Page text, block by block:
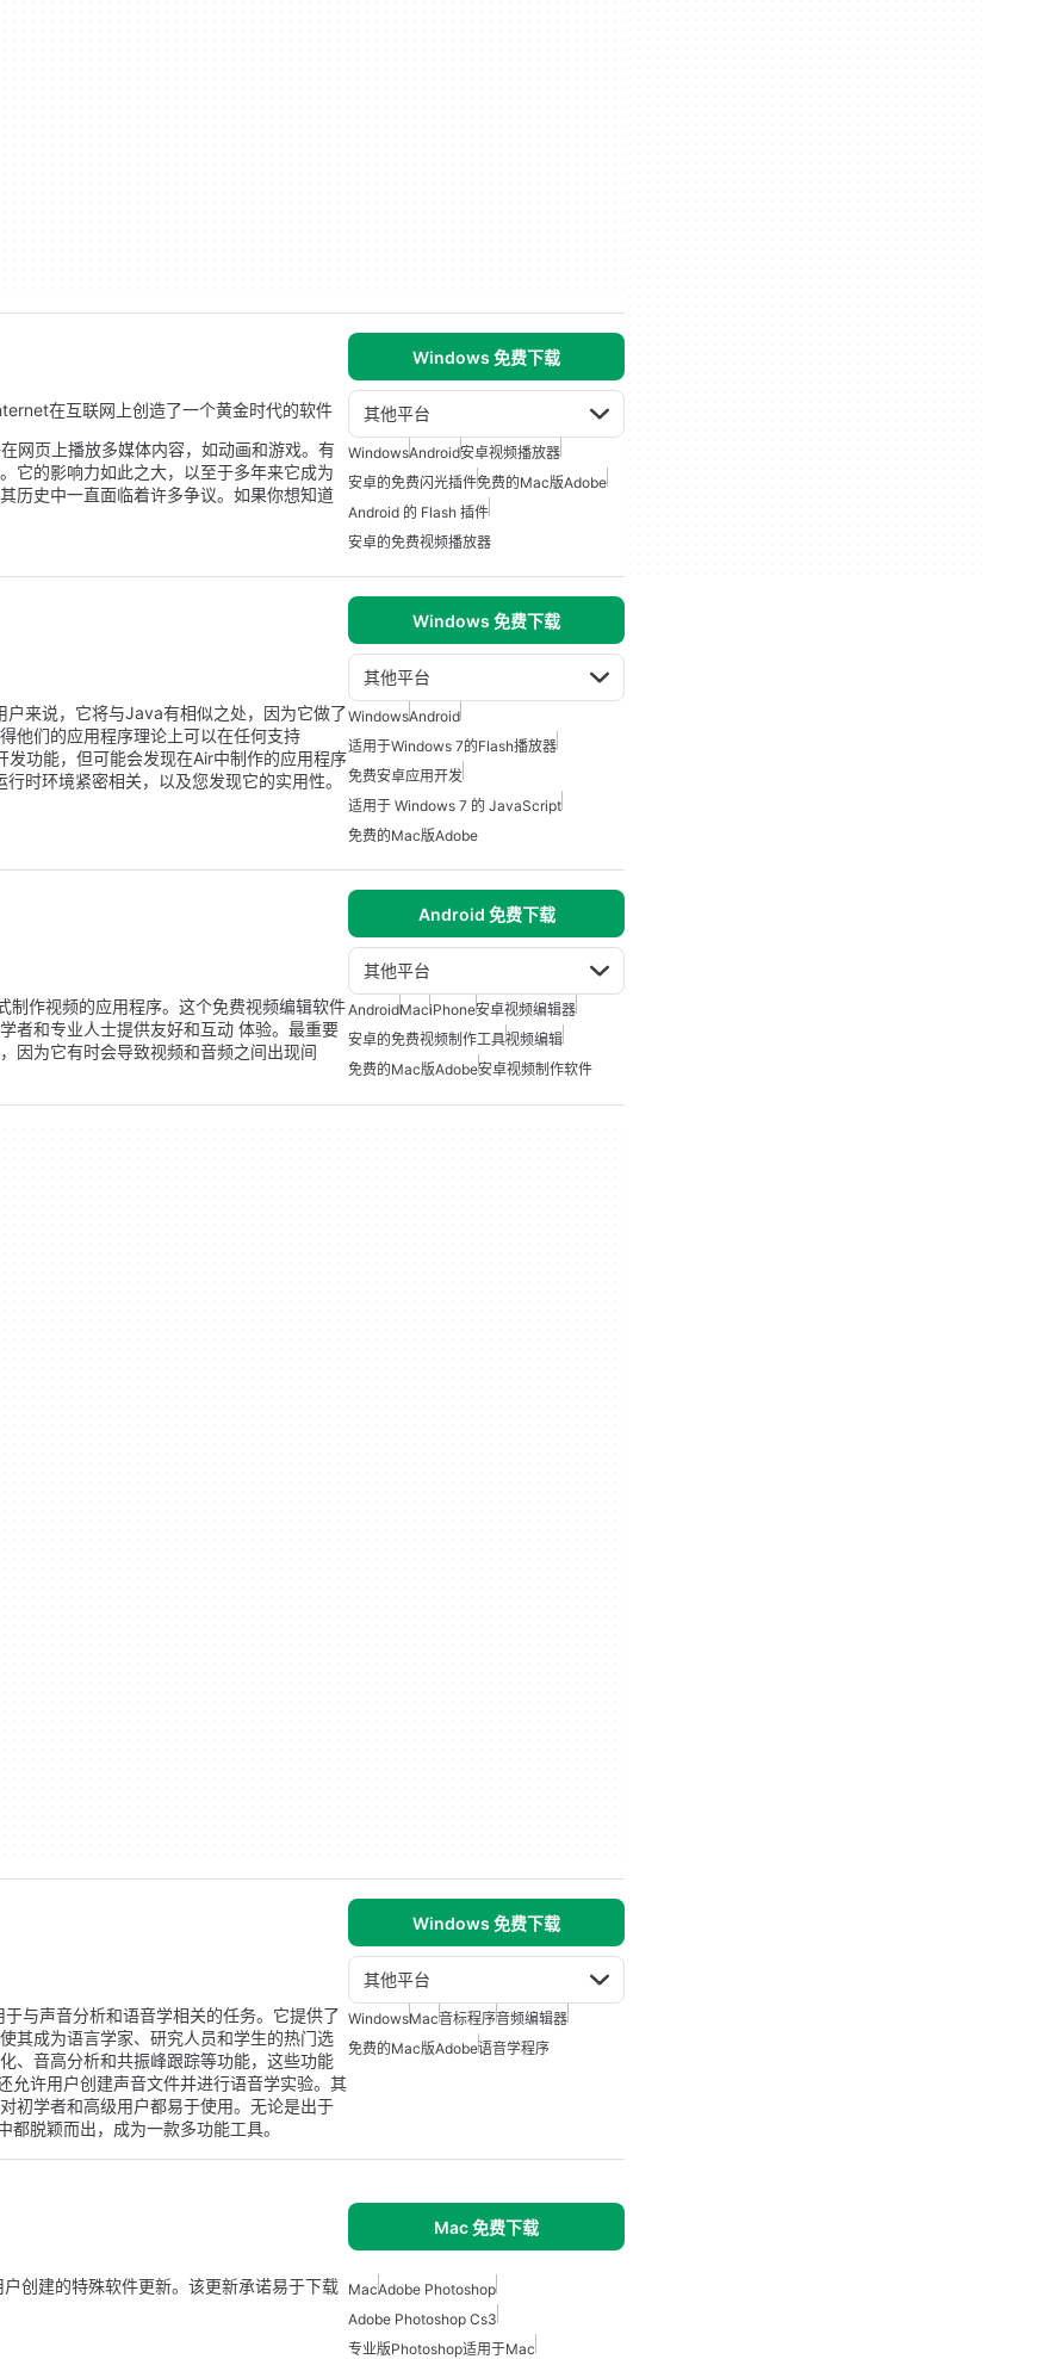
在互联网上创造了一个黄金时代的软件
Windows 免费下载
其他平台
网页上播放多媒体内容，如动画和游戏。有
它的影响力如此之大，以至于多年来它成为
历史中一直面临着许多争议。如果你想知道
WindowsAndroid安卓视频播放器
安卓的免费闪光插件免费的Mac版Adobe
Android 的 Flash 插件
安卓的免费视频播放器
Windows 免费下载
其他平台
来说，它将与Java有相似之处，因为它做了
他们的应用程序理论上可以在任何支持
功能，但可能会发现在Air中制作的应用程序
时环境紧密相关，以及您发现它的实用性。
WindowsAndroid
适用于Windows 7的Flash播放器
免费安卓应用开发
适用于 Windows 7 的 JavaScript
免费的Mac版Adobe
Android 免费下载
其他平台
制作视频的应用程序。这个免费视频编辑软件
者和专业人士提供友好和互动 体验。最重要
因为它有时会导致视频和音频之间出现间
AndroidMaciPhone安卓视频编辑器
安卓的免费视频制作工具视频编辑
免费的Mac版Adobe安卓视频制作软件
Windows 免费下载
其他平台
与声音分析和语音学相关的任务。它提供了
其成为语言学家、研究人员和学生的热门选
、音高分析和共振峰跟踪等功能，这些功能
允许用户创建声音文件并进行语音学实验。其
初学者和高级用户都易于使用。无论是出于
脱颖而出，成为一款多功能工具。
WindowsMac音标程序音频编辑器
免费的Mac版Adobe语音学程序
Mac 免费下载
创建的特殊软件更新。该更新承诺易于下载 MacAdobe Photoshop
Adobe Photoshop Cs3
专业版Photoshop适用于Mac